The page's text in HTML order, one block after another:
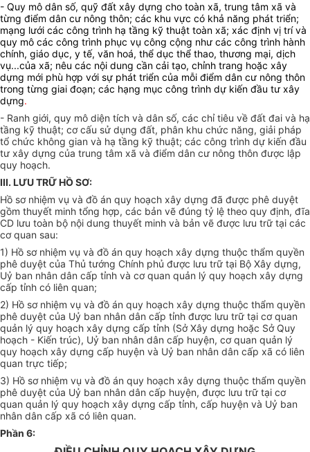
- Quy mô dân số, quỹ đất xây dựng cho toàn xã, trung tâm xã và
từng điểm dân cư nông thôn; các khu vực có khả năng phát triển;
mạng lưới các công trình hạ tầng kỹ thuật toàn xã; xác định vị trí và
quy mô các công trình phục vụ công cộng như các công trình hành
chính, giáo dục, y tế, văn hoá, thể dục thể thao, thương mại, dịch
vụ...của xã; nêu các nội dung cần cải tạo, chỉnh trang hoặc xây
dựng mới phù hợp với sự phát triển của mỗi điểm dân cư nông thôn
trong từng giai đoạn; các hạng mục công trình dự kiến đầu tư xây
dựng.
- Ranh giới, quy mô diện tích và dân số, các chỉ tiêu về đất đai và hạ
tầng kỹ thuật; cơ cấu sử dụng đất, phân khu chức năng, giải pháp
tổ chức không gian và hạ tầng kỹ thuật; các công trình dự kiến đầu
tư xây dựng của trung tâm xã và điểm dân cư nông thôn được lập
quy hoạch.
III. LƯU TRỮ HỒ SƠ:
Hồ sơ nhiệm vụ và đồ án quy hoạch xây dựng đã được phê duyệt
gồm thuyết minh tổng hợp, các bản vẽ đúng tỷ lệ theo quy định, đĩa
CD lưu toàn bộ nội dung thuyết minh và bản vẽ được lưu trữ tại các
cơ quan sau:
1) Hồ sơ nhiệm vụ và đồ án quy hoạch xây dựng thuộc thẩm quyền
phê duyệt của Thủ tướng Chính phủ được lưu trữ tại Bộ Xây dựng,
Uỷ ban nhân dân cấp tỉnh và cơ quan quản lý quy hoạch xây dựng
cấp tỉnh có liên quan;
2) Hồ sơ nhiệm vụ và đồ án quy hoạch xây dựng thuộc thẩm quyền
phê duyệt của Uỷ ban nhân dân cấp tỉnh được lưu trữ tại cơ quan
quản lý quy hoạch xây dựng cấp tỉnh (Sở Xây dựng hoặc Sở Quy
hoạch - Kiến trúc), Uỷ ban nhân dân cấp huyện, cơ quan quản lý
quy hoạch xây dựng cấp huyện và Uỷ ban nhân dân cấp xã có liên
quan trực tiếp;
3) Hồ sơ nhiệm vụ và đồ án quy hoạch xây dựng thuộc thẩm quyền
phê duyệt của Uỷ ban nhân dân cấp huyện, được lưu trữ tại cơ
quan quản lý quy hoạch xây dựng cấp tỉnh, cấp huyện và Uỷ ban
nhân dân cấp xã có liên quan.
Phần 6: